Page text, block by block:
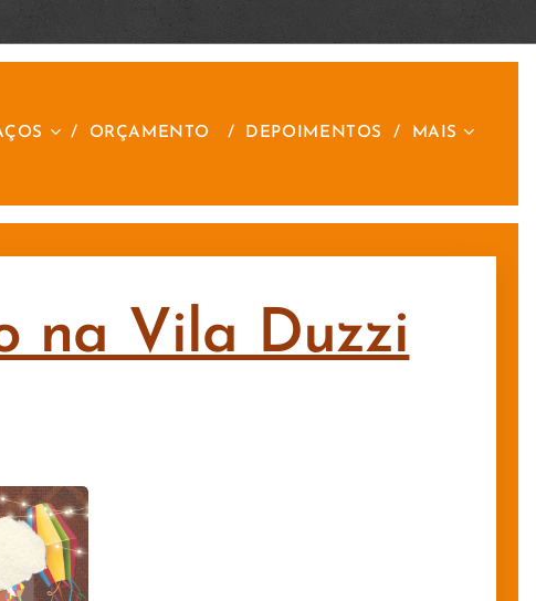
ORÇAMENTO DEPOIMENTOS MAIS
na Vila Duzzi